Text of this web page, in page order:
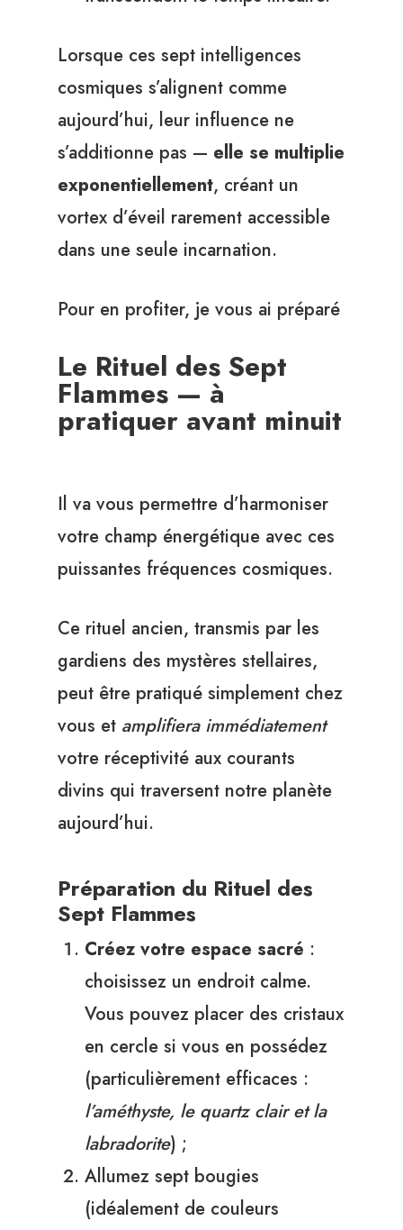
Lorsque ces sept intelligences
cosmiques s’alignent comme
aujourd’hui, leur influence ne
s’additionne pas — elle se multiplie
exponentiellement, créant un
vortex d’éveil rarement accessible
dans une seule incarnation.
Pour en profiter, je vous ai préparé
Le Rituel des Sept
Flammes — à
pratiquer avant minuit
Il va vous permettre d’harmoniser
votre champ énergétique avec ces
puissantes fréquences cosmiques.
Ce rituel ancien, transmis par les
gardiens des mystères stellaires,
peut être pratiqué simplement chez
vous et amplifiera immédiatement
votre réceptivité aux courants
divins qui traversent notre planète
aujourd’hui.
Préparation du Rituel des
Sept Flammes
Créez votre espace sacré :
choisissez un endroit calme.
Vous pouvez placer des cristaux
en cercle si vous en possédez
(particulièrement efficaces :
l’améthyste, le quartz clair et la
labradorite) ;
Allumez sept bougies
(idéalement de couleurs